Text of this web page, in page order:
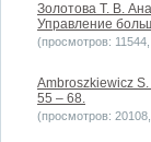
Золотова Т. В.
Управление
(просмотров:
Ambroszkiewicz
55 – 68.
(просмотров: